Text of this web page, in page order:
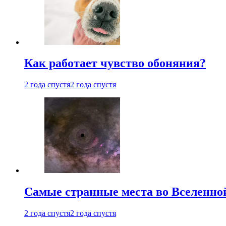
Как работает чувство обоняния?
2 года спустя2 года спустя
Самые странные места во
2 года спустя2 года спустя